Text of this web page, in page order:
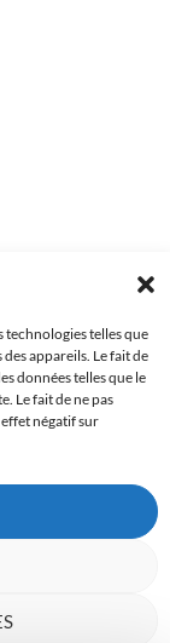
technologies telles que
appareils. Le fait de
données telles que le
Le fait de ne pas
négatif sur